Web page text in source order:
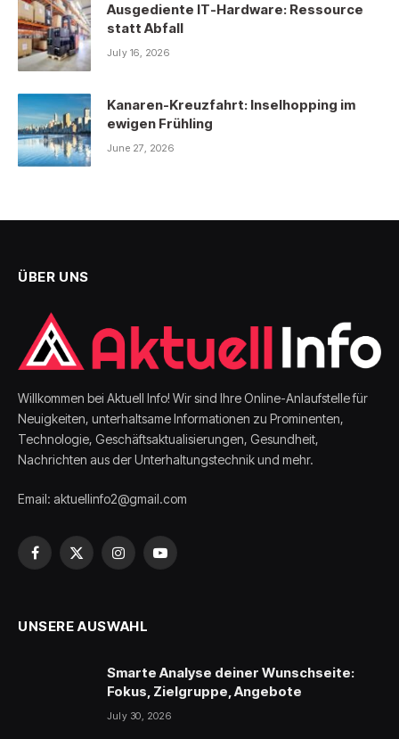
Ausgediente IT-Hardware: Ressource
statt Abfall
July 16, 2026
Kanaren-Kreuzfahrt: Inselhopping im
ewigen Frühling
June 27, 2026
ÜBER UNS
Willkommen bei Aktuell Info! Wir sind Ihre Online-Anlaufstelle für
Neuigkeiten, unterhaltsame Informationen zu Prominenten,
Technologie, Geschäftsaktualisierungen, Gesundheit,
Nachrichten aus der Unterhaltungstechnik und mehr.
Email: aktuellinfo2@gmail.com
Facebook
X
InstagramYouTube
UNSERE AUSWAHL
Smarte Analyse deiner Wunschseite:
Fokus, Zielgruppe, Angebote
July 30, 2026